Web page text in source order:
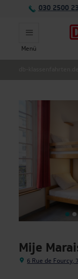
Menü
030 2500
Mije
6 Rue de Fourcy,